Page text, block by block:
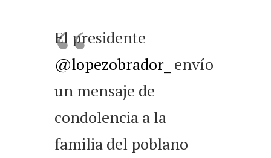
El presidente
@lopezobrador_ envío
un mensaje de
condolencia a la
familia del poblano